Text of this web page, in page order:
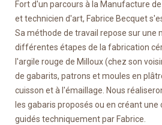
Fort d'un parcours à la Manufacture
et technicien d'art, Fabrice Becquet
Sa méthode de travail repose sur une
différentes étapes de la fabrication
l'argile rouge de Milloux (chez son
de gabarits, patrons et moules en
cuisson et à l'émaillage. Nous
les gabaris proposés ou en créant
guidés techniquement par Fabrice.